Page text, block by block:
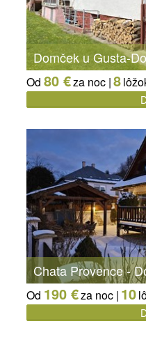
Domček u Gusta-
Od 80 €za noc |8
Chata Provence -
Od 190 €za noc | 10